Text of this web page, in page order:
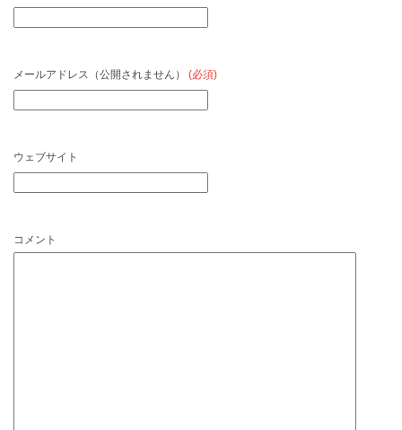
メールアドレス（公開されません） (必須)
ウェブサイト
コメント